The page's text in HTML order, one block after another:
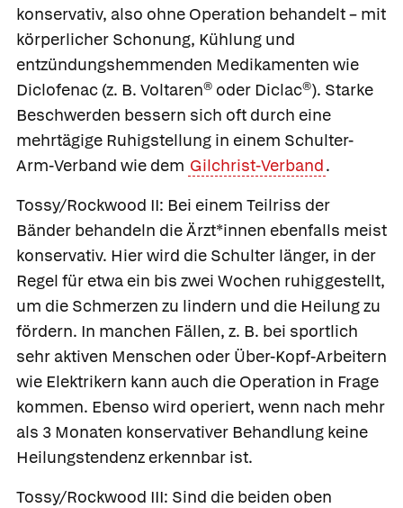
konservativ, also ohne Operation behandelt – mit
körperlicher Schonung, Kühlung und
entzündungshemmenden Medikamenten wie
Diclofenac (z. B. Voltaren® oder Diclac®). Starke
Beschwerden bessern sich oft durch eine
mehrtägige Ruhigstellung in einem Schulter-
Arm-Verband wie dem Gilchrist-Verband.
Tossy/Rockwood II: Bei einem Teilriss der
Bänder behandeln die Ärzt*innen ebenfalls meist
konservativ. Hier wird die Schulter länger, in der
Regel für etwa ein bis zwei Wochen ruhiggestellt,
um die Schmerzen zu lindern und die Heilung zu
fördern. In manchen Fällen, z. B. bei sportlich
sehr aktiven Menschen oder Über-Kopf-Arbeitern
wie Elektrikern kann auch die Operation in Frage
kommen. Ebenso wird operiert, wenn nach mehr
als 3 Monaten konservativer Behandlung keine
Heilungstendenz erkennbar ist.
Tossy/Rockwood III: Sind die beiden oben